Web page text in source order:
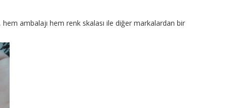
ambalajı hem renk skalası ile diğer markalardan bir